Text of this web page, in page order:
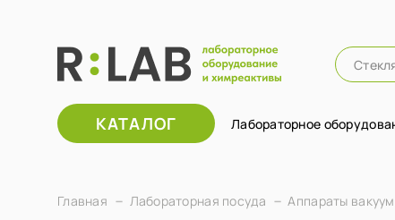
КАТАЛОГ Лабораторное
Главная Лабораторная посуда Аппараты